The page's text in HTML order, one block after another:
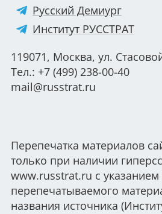
Русский Демиург
Институт РУССТРАТ
119071, Москва, ул.
Тел.: +7 (499) 238-00-40
mail@russtrat.ru
Перепечатка материалов
только при наличии
www.russtrat.ru с указанием
перепечатываемого
названия источника